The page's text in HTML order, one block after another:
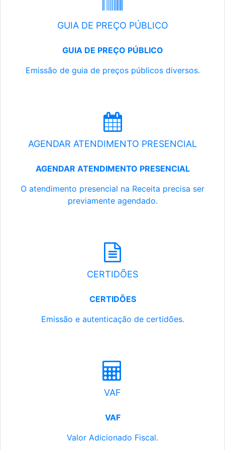
GUIA DE PREÇO PÚBLICO
GUIA DE PREÇO PÚBLICO
Emissão de guia de preços públicos diversos.
AGENDAR ATENDIMENTO PRESENCIAL
AGENDAR ATENDIMENTO PRESENCIAL
O atendimento presencial na Receita precisa ser
previamente agendado.
CERTIDÕES
CERTIDÕES
Emissão e autenticação de certidões.
VAF
VAF
Valor Adicionado Fiscal.